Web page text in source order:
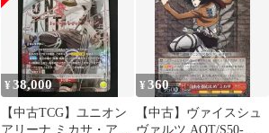
¥38,000
【中古TCG】ユニオン
アリーナ ミカサ・アッ
¥360
【中古】ヴァイスシュ
ヴァルツ AOT/S50-